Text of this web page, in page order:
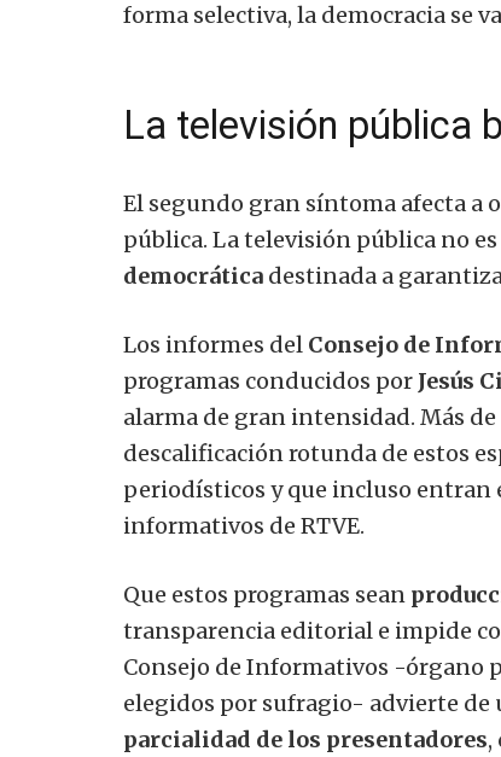
forma selectiva, la democracia se
La televisión pública
El segundo gran síntoma afecta a
pública. La televisión pública no
democrática destinada a
Los informes del Consejo de
programas conducidos por Jesús
alarma de gran intensidad. Más
descalificación rotunda de estos
periodísticos y que incluso entran
informativos de RTVE.
Que estos programas sean
transparencia editorial e impide
Consejo de Informativos -órgano
elegidos por sufragio- advierte de
parcialidad de los presentadores,